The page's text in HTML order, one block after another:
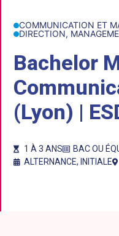
COMMUNICATION ET
DIRECTION,
Bachelor
(Lyon) |
1 À 3 ANS BAC OU
ALTERNANCE, INITIALE